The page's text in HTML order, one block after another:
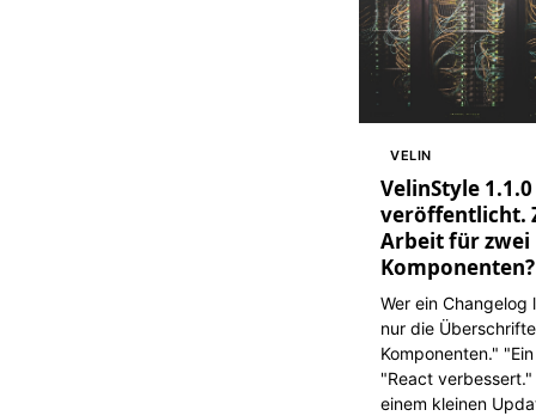
VELIN
VelinStyle 1.1.0
veröffentlicht.
Arbeit für zwei
Wer ein Changelog
nur die
Komponenten."
"React
einem kleinen